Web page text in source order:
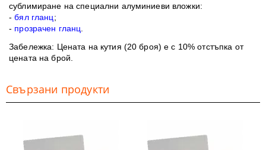
сублимиране на специални алуминиеви вложки:
- бял гланц;
- прозрачен гланц
Забележка: Цената на кутия (20 броя) е с 10% отстъпка от
цената на брой.
Свързани продукти